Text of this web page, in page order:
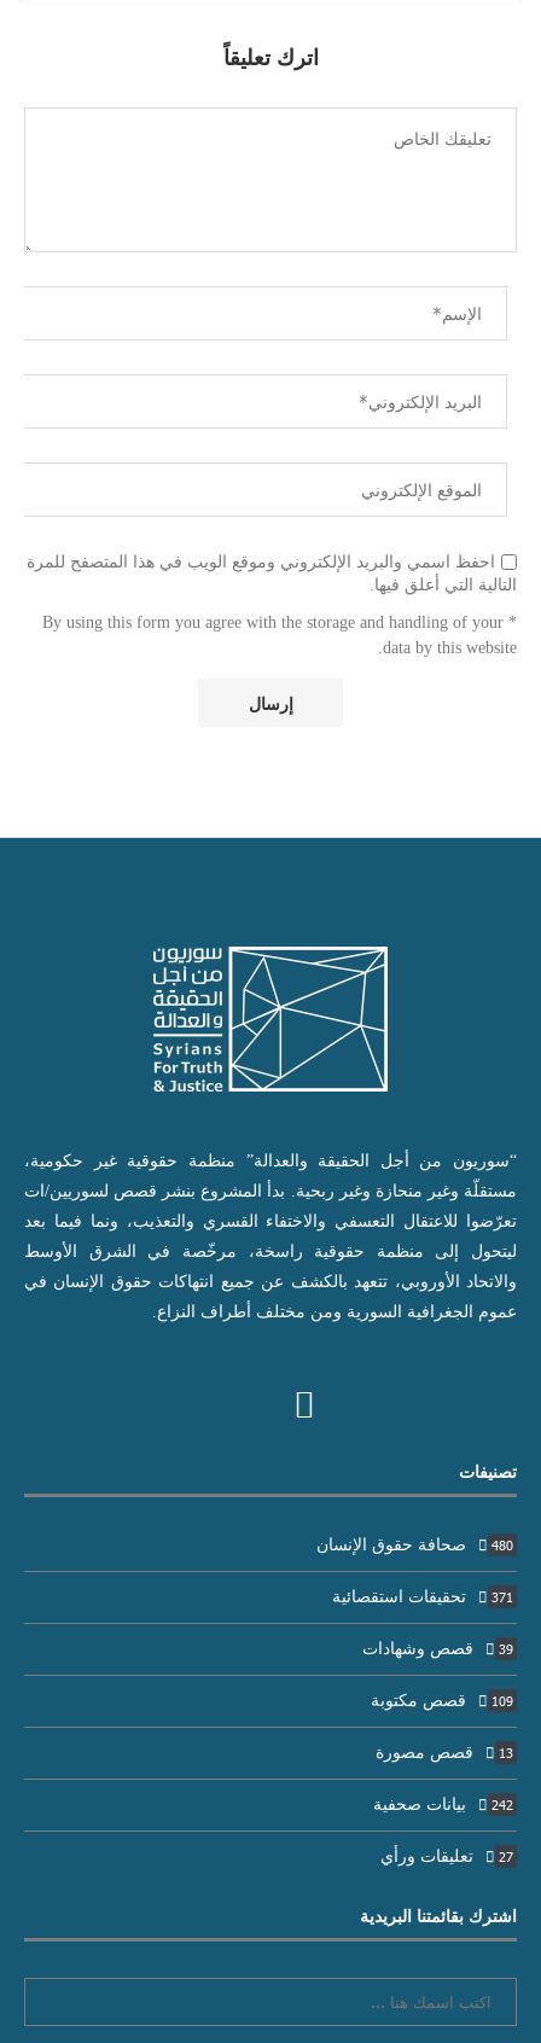
اترك تعليقاً
احفظ اسمي والبريد الإلكتروني وموقع الويب في هذا المتصفح للمرة
التالية التي أعلق فيها.
* By using this form you agree with the storage and handling of your
data by this website.
“سوريون من أجل الحقيقة والعدالة” منظمة حقوقية غير حكومية،
مستقلّة وغير منحازة وغير ربحية. بدأ المشروع بنشر قصص لسوريين/ات
تعرّضوا للاعتقال التعسفي والاختفاء القسري والتعذيب، ونما فيما بعد
ليتحول إلى منظمة حقوقية راسخة، مرخّصة في الشرق الأوسط
والاتحاد الأوروبي، تتعهد بالكشف عن جميع انتهاكات حقوق الإنسان في
عموم الجغرافية السورية ومن مختلف أطراف النزاع.
تصنيفات
صحافة حقوق الإنسان 480
تحقيقات استقصائية 371
قصص وشهادات 39
قصص مكتوبة 109
قصص مصورة 13
بيانات صحفية 242
تعليقات ورأي 27
اشترك بقائمتنا البريدية